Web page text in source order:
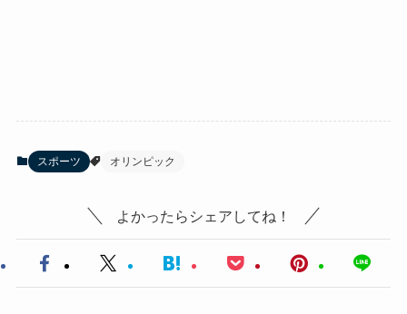
スポーツ オリンピック
よかったらシェアしてね！